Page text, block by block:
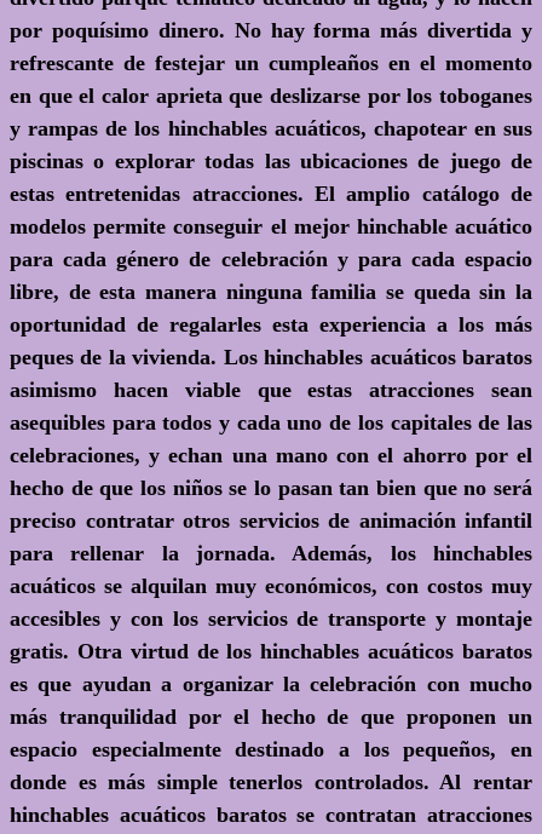
por poquísimo dinero. No hay forma más divertida y
refrescante de festejar un cumpleaños en el momento
en que el calor aprieta que deslizarse por los toboganes
y rampas de los hinchables acuáticos, chapotear en sus
piscinas o explorar todas las ubicaciones de juego de
estas entretenidas atracciones. El amplio catálogo de
modelos permite conseguir el mejor hinchable acuático
para cada género de celebración y para cada espacio
libre, de esta manera ninguna familia se queda sin la
oportunidad de regalarles esta experiencia a los más
peques de la vivienda. Los hinchables acuáticos baratos
asimismo hacen viable que estas atracciones sean
asequibles para todos y cada uno de los capitales de las
celebraciones, y echan una mano con el ahorro por el
hecho de que los niños se lo pasan tan bien que no será
preciso contratar otros servicios de animación infantil
para rellenar la jornada. Además, los hinchables
acuáticos se alquilan muy económicos, con costos muy
accesibles y con los servicios de transporte y montaje
gratis. Otra virtud de los hinchables acuáticos baratos
es que ayudan a organizar la celebración con mucho
más tranquilidad por el hecho de que proponen un
espacio especialmente destinado a los pequeños, en
donde es más simple tenerlos controlados. Al rentar
hinchables acuáticos baratos se contratan atracciones